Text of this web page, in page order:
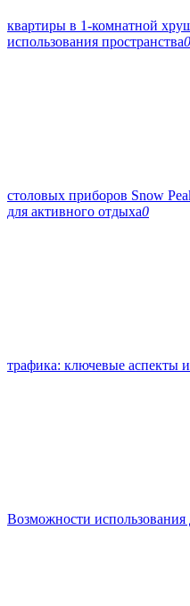
квартиры в 1-комнатной
использования пространства0
столовых приборов Snow
для активного отдыха0
трафика: ключевые аспекты и
Возможности